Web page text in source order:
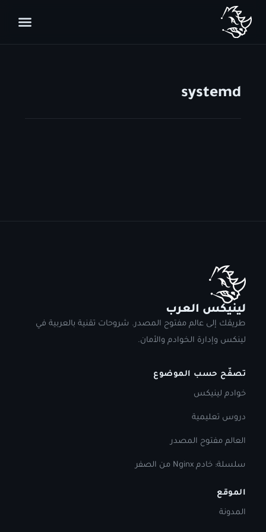
systemd
لينيكس العرب
طريقك إلى عالم مفتوح المصدر. شروحات تقنية بالعربية في
لينكس وإدارة الخوادم والأمان.
تصفّح حسب الموضوع
خوادم لينيكس
دروس تعليمية
العالم مفتوح المصدر
سلسلة: خادم Nginx من الصفر
الموقع
المدونة